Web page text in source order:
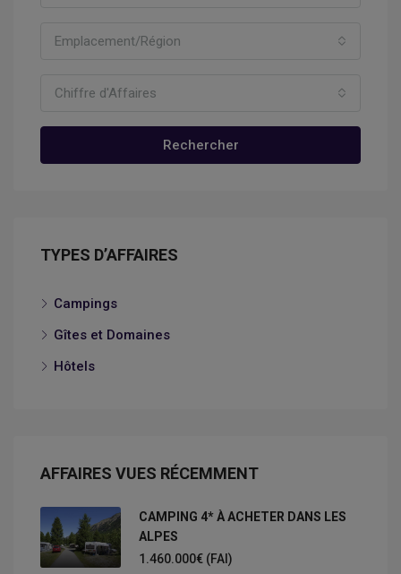
Emplacement/Région
Chiffre d'Affaires
Rechercher
TYPES D’AFFAIRES
Campings
Gîtes et Domaines
Hôtels
AFFAIRES VUES RÉCEMMENT
CAMPING 4* À ACHETER DANS LES
ALPES
1.460.000€ (FAI)